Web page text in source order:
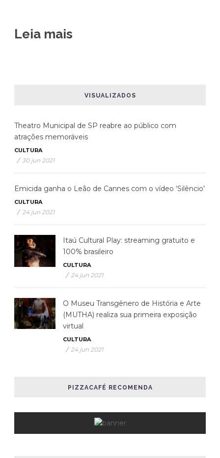
Leia mais
VISUALIZADOS
Theatro Municipal de SP reabre ao público com
atrações memoráveis
CULTURA
/ 30 jun 2021
Emicida ganha o Leão de Cannes com o vídeo ‘Silêncio’
CULTURA
/ 24 jun 2021
Itaú Cultural Play: streaming gratuito e
100% brasileiro
CULTURA
/ 24 jun 2021
O Museu Transgênero de História e Arte
(MUTHA) realiza sua primeira exposição
virtual
CULTURA
/ 24 jun 2021
PIZZACAFÉ RECOMENDA